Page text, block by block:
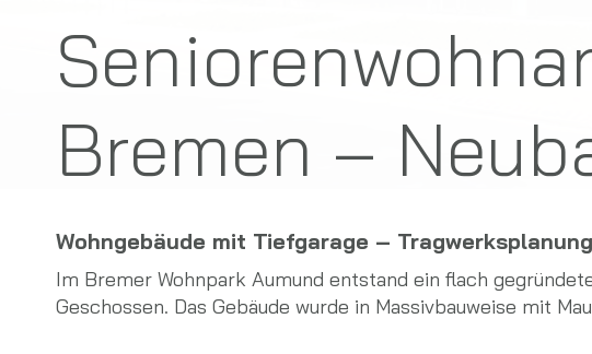
Bremen –
Wohngebäude mit Tiefgarage –
Im Bremer Wohnpark Aumund entstand ein flach
Geschossen. Das Gebäude wurde in Massivbauweise mit